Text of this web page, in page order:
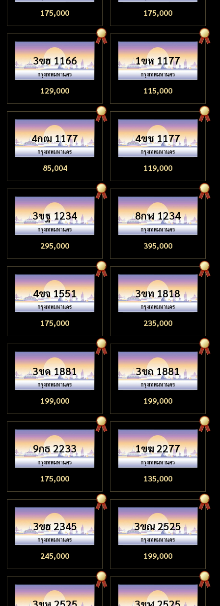
175,000 175,000
3ขฮ 1166
129,000
1ขห 1177
115,000
4กฒ 1177
85,004
4ขช 1177
119,000
3ขฐ 1234
295,000
8กฬ 1234
395,000
4ขจ 1551
175,000
3ขท 1818
235,000
3ขด 1881
199,000
3ขถ 1881
199,000
9กธ 2233
175,000
1ขฆ 2277
135,000
3ขฮ 2345
245,000
3ขณ 2525
199,000